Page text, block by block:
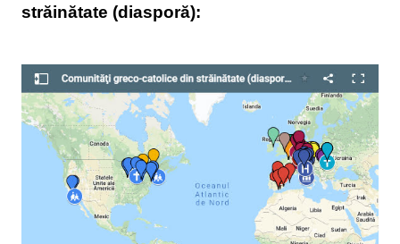
străinătate (diasporă):